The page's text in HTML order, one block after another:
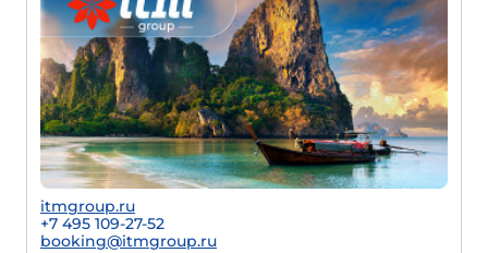
itmgroup.ru
+7 495 109-27-52
booking@itmgroup.ru